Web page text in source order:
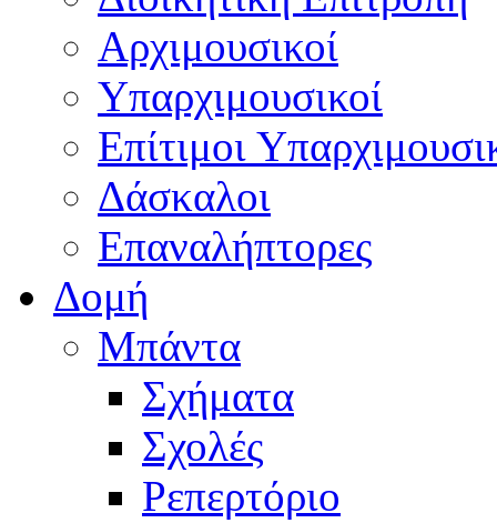
Aρχιμουσικοί
Υπαρχιμουσικοί
Επίτιμοι
Δάσκαλοι
Επαναλήπτορες
Δομή
Μπάντα
Σχήματα
Σχολές
Ρεπερτόριο